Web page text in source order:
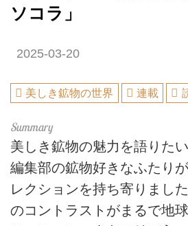
ソコラ」
2025-03-20
美しき鉱物の世界 連載
美しき鉱物の魅力を語りた
編集部の鉱物好きなふたり
レクションを持ち寄りまし
のコントラストがまるで地